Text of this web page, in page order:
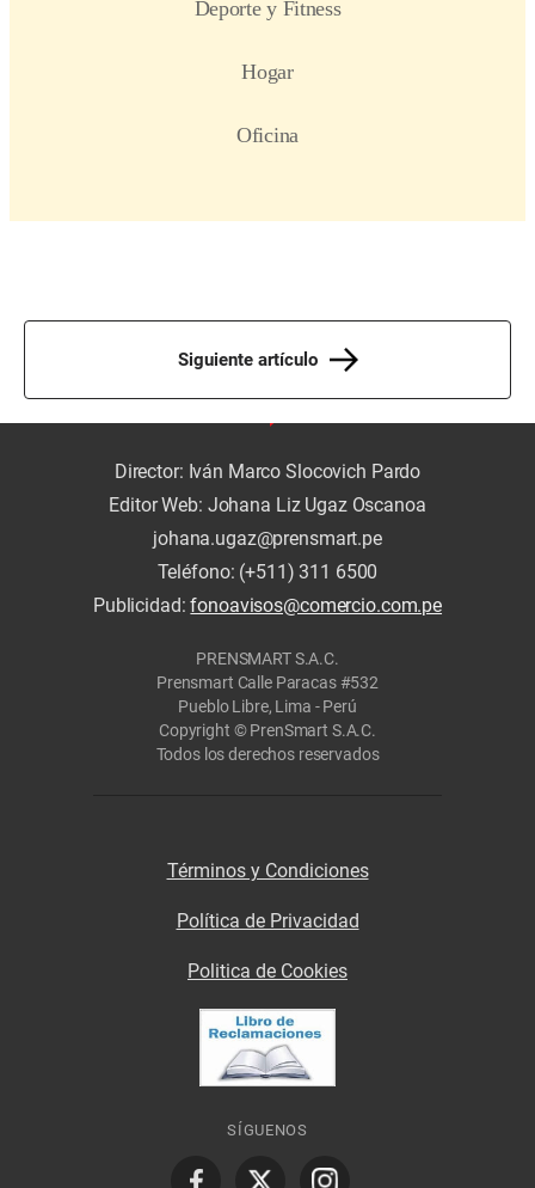
Siguiente artículo
Director: Iván Marco Slocovich Pardo
Editor Web: Johana Liz Ugaz Oscanoa
johana.ugaz@prensmart.pe
Teléfono: (+511) 311 6500
Publicidad:fonoavisos@comercio.com.pe
PRENSMART S.A.C.
Prensmart Calle Paracas #532
Pueblo Libre, Lima - Perú
Copyright © PrenSmart S.A.C.
Todos los derechos reservados
Términos y Condiciones
Política de Privacidad
Politica de Cookies
SÍGUENOS